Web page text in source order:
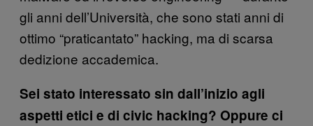
gli anni dell’Università, che sono stati anni di
ottimo “praticantato” hacking, ma di scarsa
dedizione accademica.
Sei stato interessato sin dall’inizio agli
aspetti etici e di civic hacking? Oppure ci